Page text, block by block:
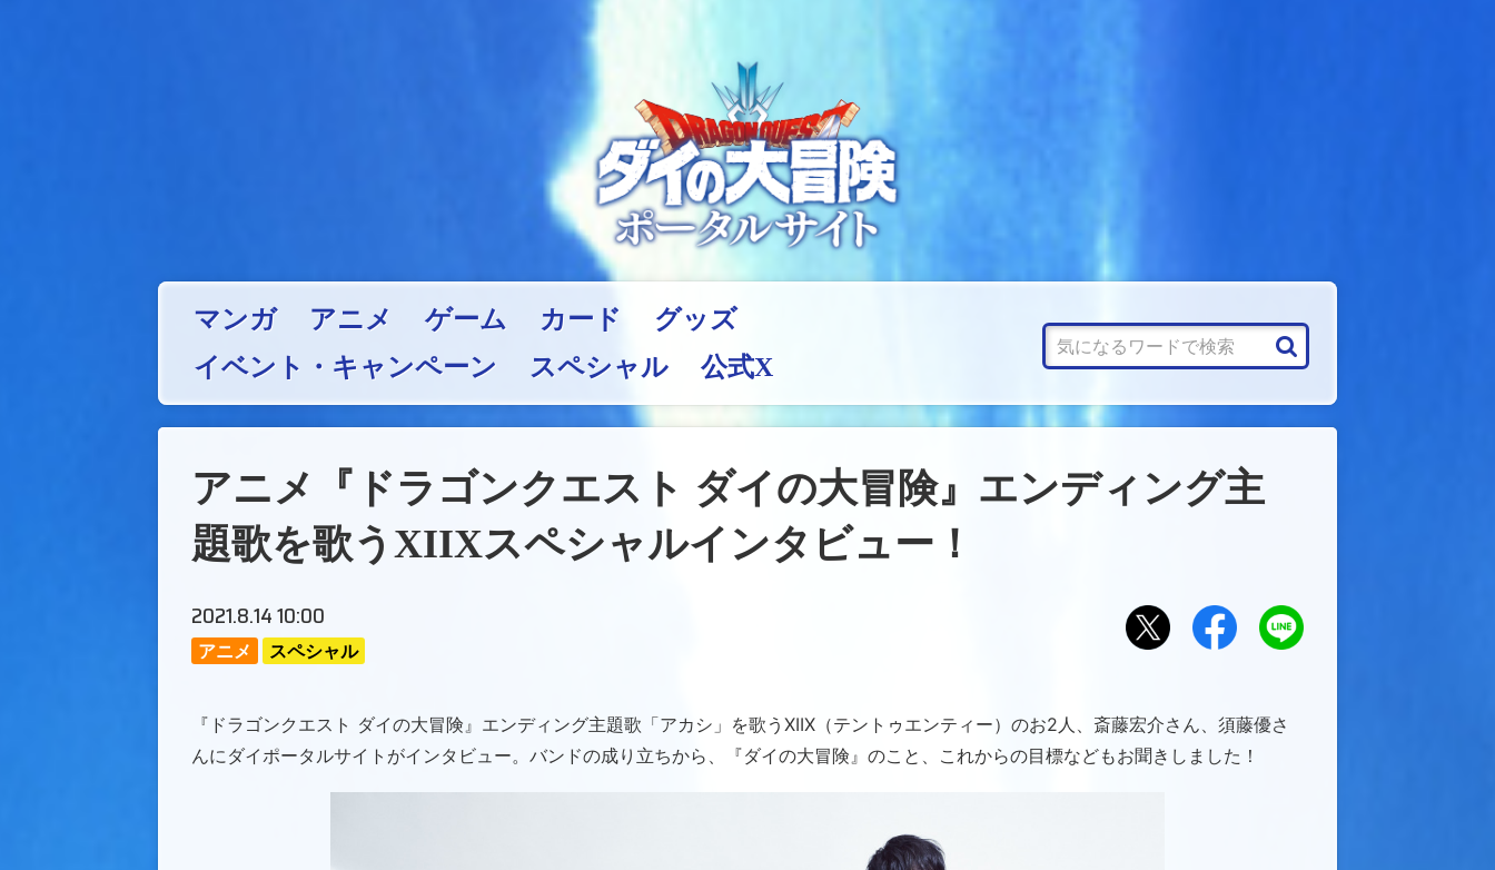
マンガ アニメ ゲーム カード
グッズ
イベント・キャンペーン
スペシャル 公式X
アニメ『ドラゴンクエスト ダイの大冒険』エンディング主
題歌を歌うXIIXスペシャルインタビュー！
2021.8.14 10:00
アニメ スペシャル
る
する
『ドラゴンクエスト ダイの大冒険』エンディング主題歌「アカシ」を歌うXIIX（テントゥエンティー）のお2人、斎藤宏介さん、須藤優さ
んにダイポータルサイトがインタビュー。バンドの成り立ちから、『ダイの大冒険』のこと、これからの目標などもお聞きしました！